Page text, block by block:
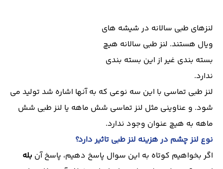
لنزهای طبی سالانه در شیشه های
ویال هستند. لنز طبی سالانه هیچ
بسته بندی غیر از این بسته بندی
ندارد.
لنز طبی تماسی با این سه نوعی که به آنها اشاره شد تولید می
شود. و عناوینی مثل لنز تماسی شش ماهه یا لنز طبی شش
ماهه به هیچ عنوان وجود ندارد.
نوع لنز چشم در هزینه لنز طبی تاثیر دارد؟
اگر بخواهیم کوتاه به این سوال پاسخ دهیم، پاسخ آن بله